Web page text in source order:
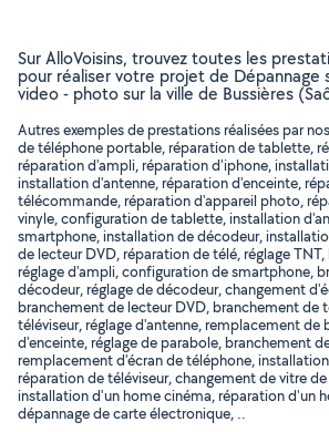
Sur AlloVoisins, trouvez toutes les
pour réaliser votre projet de Dépannage
video - photo sur la ville de Bussières
Autres exemples de prestations réalisées par
de téléphone portable, réparation de tablette,
réparation d'ampli, réparation d'iphone,
installation d'antenne, réparation d'enceinte,
télécommande, réparation d'appareil photo,
vinyle, configuration de tablette, installation
smartphone, installation de décodeur,
de lecteur DVD, réparation de télé, réglage
réglage d'ampli, configuration de smartphone,
décodeur, réglage de décodeur, changement
branchement de lecteur DVD, branchement de
téléviseur, réglage d'antenne, remplacement
d'enceinte, réglage de parabole, branchement
remplacement d'écran de téléphone,
réparation de téléviseur, changement de vitre
installation d'un home cinéma, réparation d'un
dépannage de carte électronique, ..